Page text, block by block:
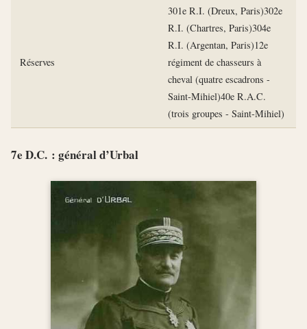
Réserves
301e R.I. (Dreux, Paris)302e
R.I. (Chartres, Paris)304e
R.I. (Argentan, Paris)12e
régiment de chasseurs à
cheval (quatre escadrons -
Saint-Mihiel)40e R.A.C.
(trois groupes - Saint-Mihiel)
7e D.C. : général d’Urbal